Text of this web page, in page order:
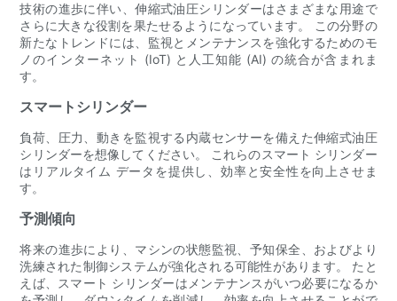
技術の進歩に伴い、伸縮式油圧シリンダーはさまざまな用途で
さらに大きな役割を果たせるようになっています。 この分野の
新たなトレンドには、監視とメンテナンスを強化するためのモ
ノのインターネット (IoT) と人工知能 (AI) の統合が含まれま
す。
スマートシリンダー
負荷、圧力、動きを監視する内蔵センサーを備えた伸縮式油圧
シリンダーを想像してください。 これらのスマート シリンダー
はリアルタイム データを提供し、効率と安全性を向上させま
す。
予測傾向
将来の進歩により、マシンの状態監視、予知保全、およびより
洗練された制御システムが強化される可能性があります。 たと
えば、スマート シリンダーはメンテナンスがいつ必要になるか